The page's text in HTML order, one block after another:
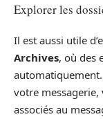
Explorer les
Il est aussi utile
Archives, où des
votre messagerie,
associés au